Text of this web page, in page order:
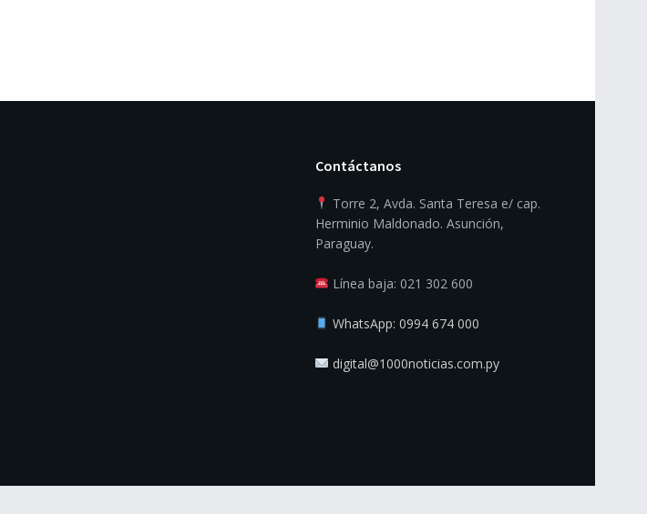
Contáctanos
Torre 2, Avda. Santa Teresa e/ cap.
Herminio Maldonado. Asunción,
Paraguay.
Línea baja: 021 302 600
WhatsApp: 0994 674 000
digital@1000noticias.com.py